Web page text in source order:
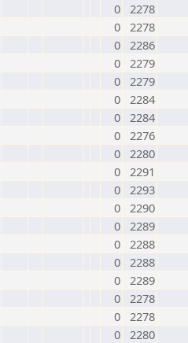
0 2278
0 2278
0 2286
0 2279
0 2279
0 2284
0 2284
0 2276
0 2280
0 2291
0 2293
0 2290
0 2289
0 2288
0 2288
0 2289
0 2278
0 2278
0 2280